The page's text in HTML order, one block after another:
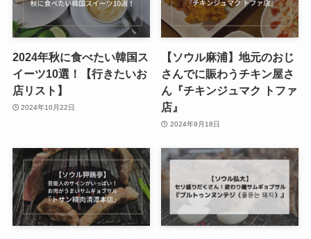
2024年秋に食べたい韓国ス
イーツ10選！【行きたいお
店リスト】
2024年10月22日
【ソウル麻浦】地元のおじ
さんでに賑わうチキン屋さ
ん『チキンジュマク トファ
店』
2024年9月18日